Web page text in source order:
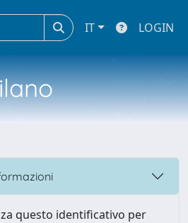
IT LOGIN
questo identificativo per